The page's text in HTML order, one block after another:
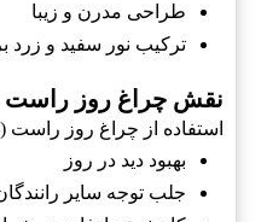
طراحی مدرن و زیبا
ترکیب نور سفید و زرد
نقش چراغ روز راست
استفاده از چراغ روز راست (دیلایت) آریزو 5 در افزایش ایمنی رانندگی
بهبود دید در روز
جلب توجه سایر